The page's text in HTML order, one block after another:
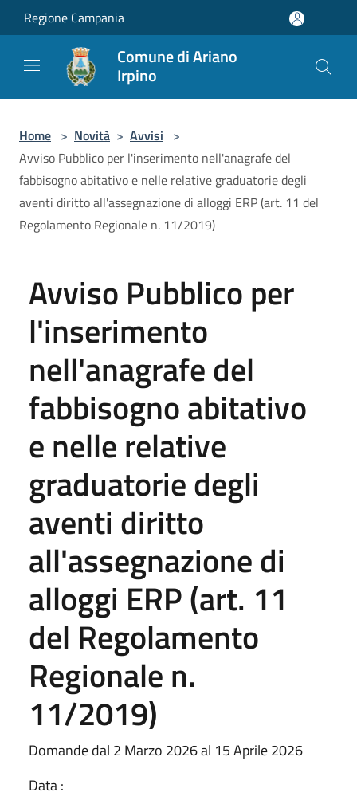
Salta al contenuto principale
Regione Campania
Comune di Ariano
Irpino
Home > Novità > Avvisi >
Avviso Pubblico per l'inserimento nell'anagrafe del
fabbisogno abitativo e nelle relative graduatorie degli
aventi diritto all'assegnazione di alloggi ERP (art. 11 del
Regolamento Regionale n. 11/2019)
Avviso Pubblico per
l'inserimento
nell'anagrafe del
fabbisogno abitativo
e nelle relative
graduatorie degli
aventi diritto
all'assegnazione di
alloggi ERP (art. 11
del Regolamento
Regionale n.
11/2019)
Domande dal 2 Marzo 2026 al 15 Aprile 2026
Data :